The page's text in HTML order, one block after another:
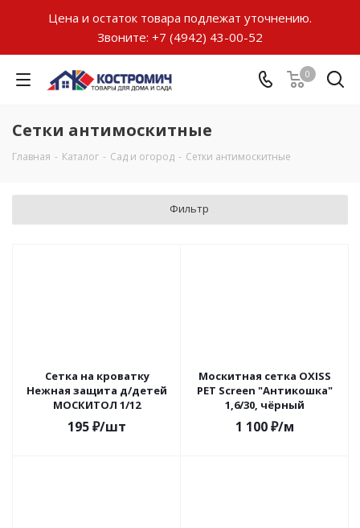
Цена и остаток товара подлежат уточнению.
Звоните: +7 (4942) 43-00-52
0
Сетки антимоскитные
Главная - Каталог - Сад и огород - Сетки антимоскитные
Фильтр
Сетка на кроватку
Нежная защита д/детей
МОСКИТОЛ 1/12
195₽/шт
Москитная сетка OXISS
PET Screen "Антикошка"
1,6/30, чёрный
1 100₽/м